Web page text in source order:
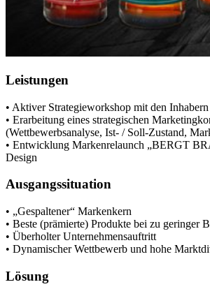
Leistungen
• Aktiver Strategieworkshop mit den
• Erarbeitung eines strategischen
(Wettbewerbsanalyse, Ist- / Soll-Zustand,
• Entwicklung Markenrelaunch „BERGT
Design
Ausgangssituation
• „Gespaltener“ Markenkern
• Beste (prämierte) Produkte bei zu geringer
• Überholter Unternehmensauftritt
• Dynamischer Wettbewerb und hohe
Lösung